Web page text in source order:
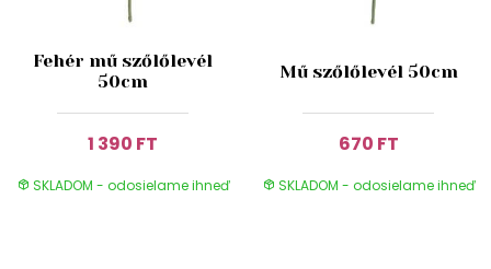
Fehér mű szőlőlevél
50cm
1 390 FT
SKLADOM - odosielame ihneď
Mű szőlőlevél 50cm
670 FT
SKLADOM - odosielame ihneď